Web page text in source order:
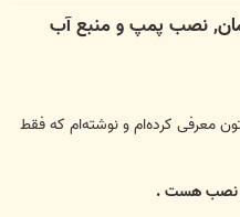
معرفی کرده‌ام و نوشته‌ام که فقط